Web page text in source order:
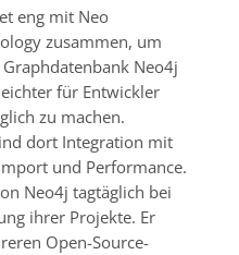
eng mit Neo
zusammen, um
Neo4j
für Entwickler
zu machen.
dort Integration mit
und Performance.
Neo4j tagtäglich bei
ihrer Projekte. Er
Open-Source-